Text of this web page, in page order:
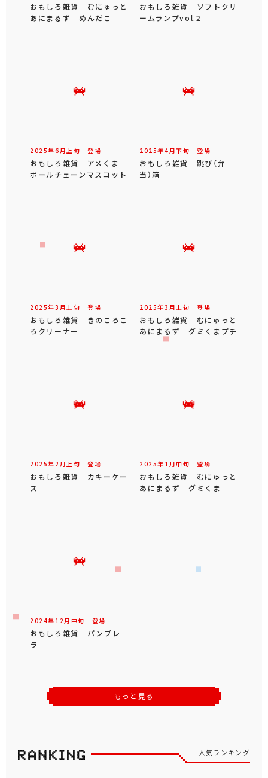
おもしろ雑貨 むにゅっと
あにまるず めんだこ
おもしろ雑貨 ソフトクリ
ームランプvol.2
2025年6 月 上旬 登場
おもしろ雑貨 アメくま
ボールチェーンマスコット
2025年4 月下旬 登場
おもしろ雑貨 跳び（弁
当）箱
2025年3 月 上旬 登場
おもしろ雑貨 きのころこ
ろクリーナー
2025年3 月 上旬 登場
おもしろ雑貨 むにゅっと
あにまるず グミくまプチ
2025年 2 月 上旬 登場
おもしろ雑貨 カキーケー
ス
2025年 1 月中旬 登場
おもしろ雑貨 むにゅっと
あにまるず グミくま
2024年 12 月 中旬 登場
おもしろ雑貨 パンブレ
ラ
もっと見る
人気ランキング